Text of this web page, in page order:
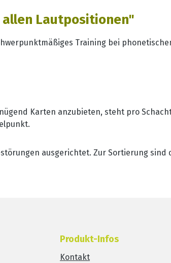
allen Lautpositionen"
Training bei
Karten anzubieten, steht pro
ausgerichtet. Zur Sortierung
Produkt-Infos
Kontakt